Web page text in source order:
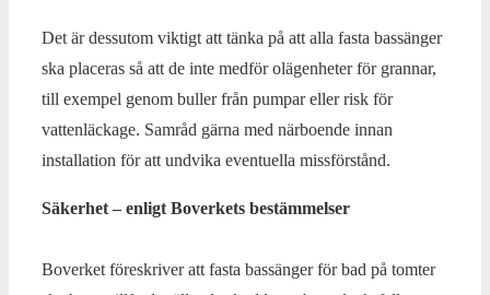
Det är dessutom viktigt att tänka på att alla fasta bassänger
ska placeras så att de inte medför olägenheter för grannar,
till exempel genom buller från pumpar eller risk för
vattenläckage. Samråd gärna med närboende innan
installation för att undvika eventuella missförstånd.
Säkerhet – enligt Boverkets bestämmelser
Boverket föreskriver att fasta bassänger för bad på tomter